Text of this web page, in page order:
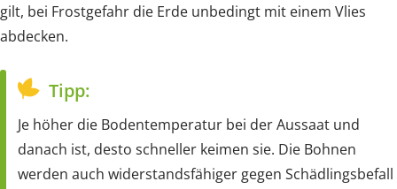
gilt, bei Frostgefahr die Erde unbedingt mit einem Vlies
abdecken.
Tipp:
Je höher die Bodentemperatur bei der Aussaat und
danach ist, desto schneller keimen sie. Die Bohnen
werden auch widerstandsfähiger gegen Schädlingsbefall